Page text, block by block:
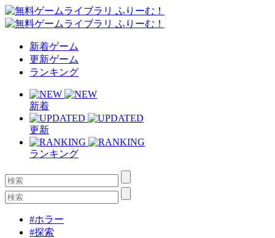
新着ゲーム
更新ゲーム
ランキング
新着
更新
ランキング
#ホラー
#探索